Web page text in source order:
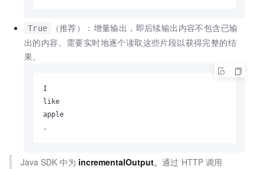
True
（推荐）：增量输出，即后续输出内容不包含已输
出的内容。需要实时地逐个读取这些片段以获得完整的结
果。
I
like
apple
.
Java SDK 中为 incrementalOutput。通过 HTTP 调用